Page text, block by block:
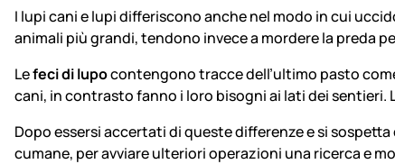
I lupi cani e lupi differiscono anche nel modo in cui
animali più grandi, tendono invece a mordere la preda
Lefeci di lupocontengono tracce dell’ultimo pasto
cani, in contrasto fanno i loro bisogni ai lati dei sentieri.
Dopo essersi accertati di queste differenze e si
cumane, per avviare ulteriori operazioni una ricerca e